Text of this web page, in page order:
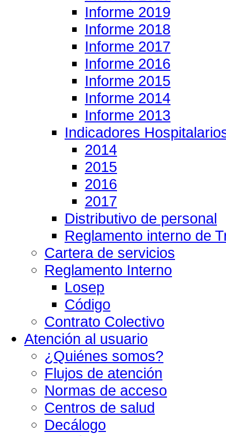
Informe 2019
Informe 2018
Informe 2017
Informe 2016
Informe 2015
Informe 2014
Informe 2013
Indicadores
2014
2015
2016
2017
Distributivo de personal
Reglamento interno de
Cartera de servicios
Reglamento Interno
Losep
Código
Contrato Colectivo
Atención al usuario
¿Quiénes somos?
Flujos de atención
Normas de acceso
Centros de salud
Decálogo